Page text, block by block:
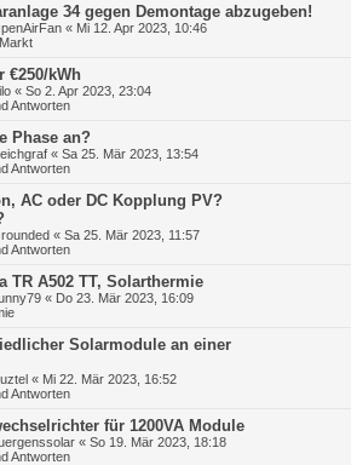
34 gegen Demontage abzugeben!
« Mi 12. Apr 2023, 10:46
€250/kWh
« So 2. Apr 2023, 23:04
Antworten
Phase an?
« Sa 25. Mär 2023, 13:54
Antworten
AC oder DC Kopplung PV?
« Sa 25. Mär 2023, 11:57
Antworten
TR A502 TT, Solarthermie
« Do 23. Mär 2023, 16:09
Solarmodule an einer
« Mi 22. Mär 2023, 16:52
Antworten
für 1200VA Module
« So 19. Mär 2023, 18:18
Antworten